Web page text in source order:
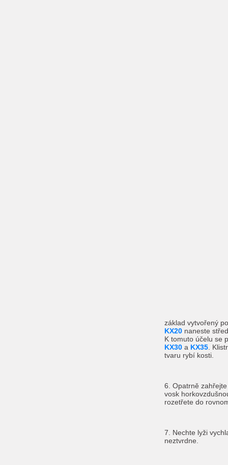
základ vytvořený
KX20 naneste
K tomuto účelu se
KX30 a KX35 .
tvaru rybí kosti.
6. Opatrně zahřejte
vosk
rozetřete do
7. Nechte lyži
neztvrdne.